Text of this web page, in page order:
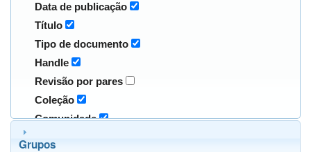
Data de publicação
Título
Tipo de documento
Handle
Revisão por pares
Coleção
Comunidade
Grupos